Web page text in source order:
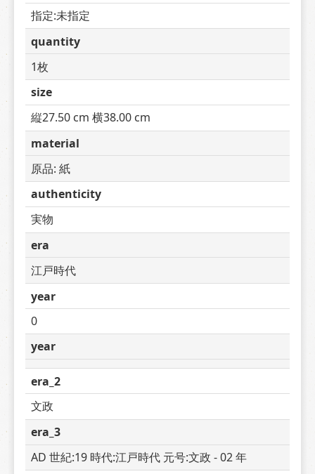
指定:未指定
quantity
1枚
size
縦27.50 cm 横38.00 cm
material
原品: 紙
authenticity
実物
era
江戸時代
year
0
year
era_2
文政
era_3
AD 世紀:19 時代:江戸時代 元号:文政 - 02 年